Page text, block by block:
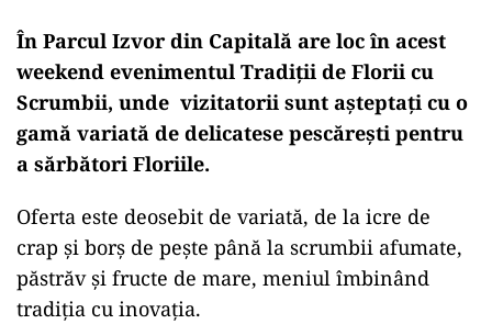
În Parcul Izvor din Capitală are loc în acest
weekend evenimentul Tradiţii de Florii cu
Scrumbii, unde vizitatorii sunt așteptaţi cu o
gamă variată de delicatese pescărești pentru
a sărbători Floriile.
Oferta este deosebit de variată, de la icre de
crap şi borş de peşte până la scrumbii afumate,
păstrăv şi fructe de mare, meniul îmbinând
tradiţia cu inovaţia.